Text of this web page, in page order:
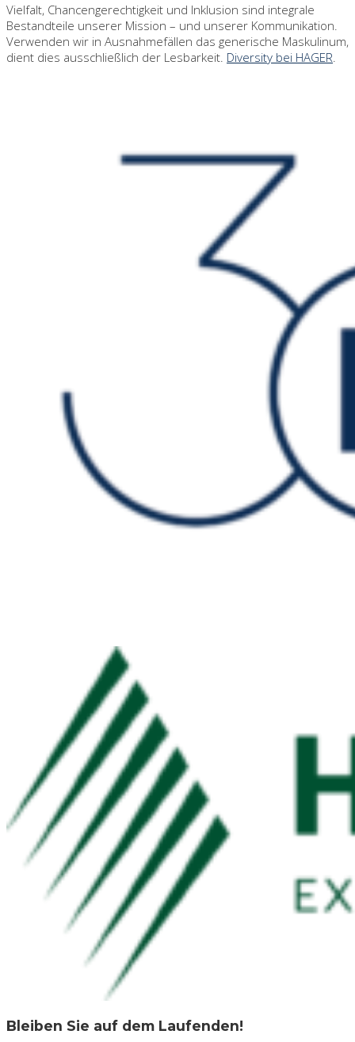
Vielfalt, Chancengerechtigkeit und Inklusion sind integrale
Bestandteile unserer Mission – und unserer Kommunikation.
Verwenden wir in Ausnahmefällen das generische Maskulinum,
dient dies ausschließlich der Lesbarkeit. Diversity bei HAGER
Bleiben Sie auf dem Laufenden!